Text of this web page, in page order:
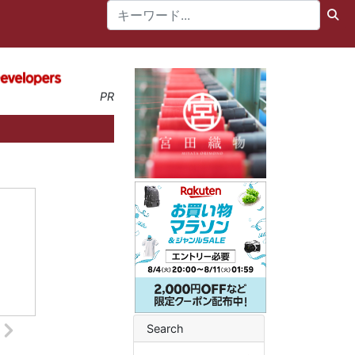
PR
Search